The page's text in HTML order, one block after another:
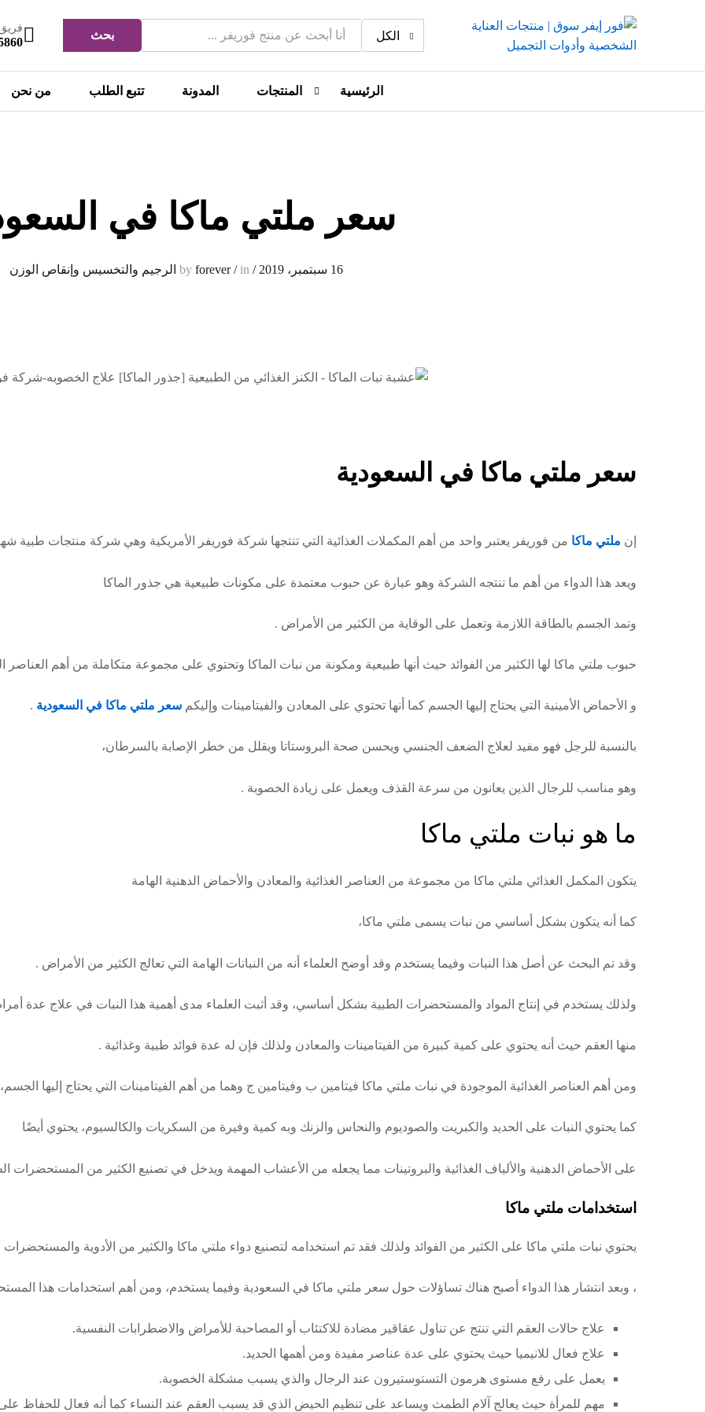
الكل بحث
الرئيسية المنتجات المدونة تتبع الطلب من نحن
سعر ملتي ماكا في
16 سبتمبر، 2019 /
forever/in الرجيم والتخسيس وإنقاص الوزن
سعر ملتي ماكا في السعودية
إن ملتي ماكا من فوريفر يعتبر واحد من أهم المكملات الغذائية التي تنتجها شركة فوريفر الأمريكية وهي شركة منتجات طبية
ويعد هذا الدواء من أهم ما تنتجه الشركة وهو عبارة عن حبوب معتمدة على مكونات طبيعية هي جذور الماكا
وتمد الجسم بالطاقة اللازمة وتعمل على الوقاية من الكثير من الأمراض .
حبوب ملتي ماكا لها الكثير من الفوائد حيث أنها طبيعية ومكونة من نبات الماكا وتحتوي على مجموعة متكاملة من أهم العناصر
و الأحماض الأمينية التي يحتاج إليها الجسم كما أنها تحتوي على المعادن والفيتامينات وإليكم سعر ملتي ماكا في السعودية .
بالنسبة للرجل فهو مفيد لعلاج الضعف الجنسي ويحسن صحة البروستاتا ويقلل من خطر الإصابة بالسرطان،
وهو مناسب للرجال الذين يعانون من سرعة القذف ويعمل على زيادة الخصوبة .
ما هو نبات ملتي ماكا
يتكون المكمل الغذائي ملتي ماكا من مجموعة من العناصر الغذائية والمعادن والأحماض الدهنية الهامة
كما أنه يتكون بشكل أساسي من نبات يسمى ملتي ماكا،
وقد تم البحث عن أصل هذا النبات وفيما يستخدم وقد أوضح العلماء أنه من النباتات الهامة التي تعالج الكثير من الأمراض .
ولذلك يستخدم في إنتاج المواد والمستحضرات الطبية بشكل أساسي، وقد أثبت العلماء مدى أهمية هذا النبات في علاج عدة
منها العقم حيث أنه يحتوي على كمية كبيرة من الفيتامينات والمعادن ولذلك فإن له عدة فوائد طبية وغذائية .
ومن أهم العناصر الغذائية الموجودة في نبات ملتي ماكا فيتامين ب وفيتامين ج وهما من أهم الفيتامينات التي يحتاج إليها الجسم،
كما يحتوي النبات على الحديد والكبريت والصوديوم والنحاس والزنك وبه كمية وفيرة من السكريات والكالسيوم، يحتوي أيضًا
على الأحماض الدهنية والألياف الغذائية والبروتينات مما يجعله من الأعشاب المهمة ويدخل في تصنيع الكثير من المستحضرات
استخدامات ملتي ماكا
يحتوي نبات ملتي ماكا على الكثير من الفوائد ولذلك فقد تم استخدامه لتصنيع دواء ملتي ماكا والكثير من الأدوية والمستحضرات
، وبعد انتشار هذا الدواء أصبح هناك تساؤلات حول سعر ملتي ماكا في السعودية وفيما يستخدم، ومن أهم استخدامات هذا
علاج حالات العقم التي تنتج عن تناول عقاقير مضادة للاكتئاب أو المصاحبة للأمراض والاضطرابات النفسية.
علاج فعال للانيميا حيث يحتوي على عدة عناصر مفيدة ومن أهمها الحديد.
يعمل على رفع مستوى هرمون التستوستيرون عند الرجال والذي يسبب مشكلة الخصوبة.
مهم للمرأة حيث يعالج آلام الطمث ويساعد على تنظيم الحيض الذي قد يسبب العقم عند النساء كما أنه فعال للحفاظ